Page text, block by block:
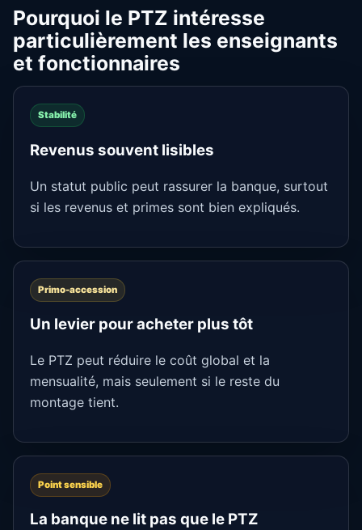
Pourquoi le PTZ intéresse
particulièrement les enseignants
et fonctionnaires
Stabilité
Revenus souvent lisibles
Un statut public peut rassurer la banque, surtout
si les revenus et primes sont bien expliqués.
Primo-accession
Un levier pour acheter plus tôt
Le PTZ peut réduire le coût global et la
mensualité, mais seulement si le reste du
montage tient.
Point sensible
La banque ne lit pas que le PTZ